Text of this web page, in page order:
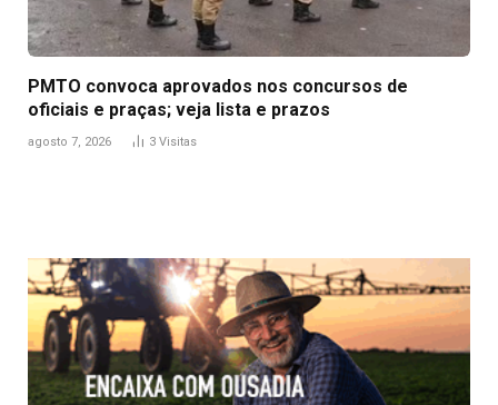
PMTO convoca aprovados nos concursos de
oficiais e praças; veja lista e prazos
agosto 7, 2026 3 Visitas